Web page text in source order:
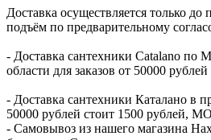
Доставка осуществляется только до
подъём по предварительному
- Доставка сантехники Catalano по
области для заказов от 50000
- Доставка сантехники Каталано в
50000 рублей стоит 1500 рублей,
- Самовывоз из нашего магазина